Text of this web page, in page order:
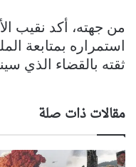
من جهته، أكد نقيب
استمراره بمتابعة
ثقته بالقضاء الذي
مقالات ذات صلة